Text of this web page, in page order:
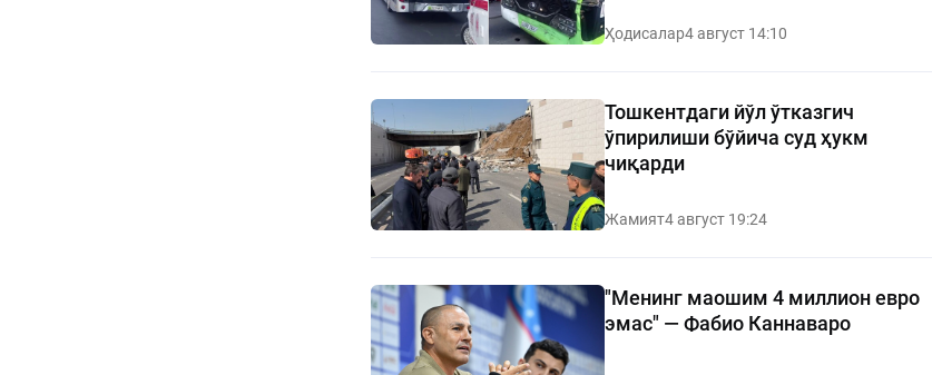
Ҳодисалар4 август 14:10
Тошкентдаги йўл ўтказгич
ўпирилиши бўйича суд ҳукм
чиқарди
Жамият4 август 19:24
"Менинг маошим 4 миллион евро
эмас" — Фабио Каннаваро